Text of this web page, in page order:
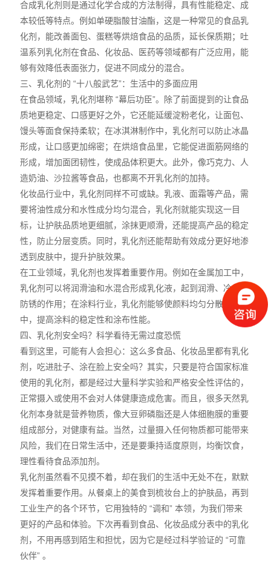
合成乳化剂则是通过化学合成的方法制得，具有性能稳定、成
本较低等特点。例如单硬脂酸甘油酯，这是一种常见的食品乳
化剂，能改善面包、蛋糕等烘焙食品的品质，延长保质期；吐
温系列乳化剂在食品、化妆品、医药等领域都有广泛应用，能
够有效降低表面张力，促进不同成分的混合。
三、乳化剂的 “十八般武艺”：生活中的多面应用
在食品领域，乳化剂堪称 “幕后功臣”。除了前面提到的让食品
质地更稳定、口感更好之外，它还能延缓淀粉老化，让面包、
馒头等面食保持柔软；在冰淇淋制作中，乳化剂可以防止冰晶
形成，让口感更加绵密；在烘焙食品里，它能促进面筋网络的
形成，增加面团韧性，使成品体积更大。此外，像巧克力、人
造奶油、沙拉酱等食品，也都离不开乳化剂的加持。
化妆品行业中，乳化剂同样不可或缺。乳液、面霜等产品，需
要将油性成分和水性成分均匀混合，乳化剂就能实现这一目
标，让护肤品质地更细腻，涂抹更顺滑，还能提高产品的稳定
性，防止分层变质。同时，乳化剂还能帮助有效成分更好地渗
透到皮肤中，提升护肤效果。
在工业领域，乳化剂也发挥着重要作用。例如在金属加工中，
乳化剂可以将润滑油和水混合形成乳化液，起到润滑、冷却和
防锈的作用；在涂料行业，乳化剂能够使颜料均匀分散在涂料
中，提高涂料的稳定性和涂布性能。
四、乳化剂安全吗？科学看待无需过度恐慌
看到这里，可能有人会担心：这么多食品、化妆品里都有乳化
剂，吃进肚子、涂在脸上安全吗？其实，只要是符合国家标准
使用的乳化剂，都是经过大量科学实验和严格安全性评估的，
正常摄入或使用不会对人体健康造成危害。而且，很多天然乳
化剂本身就是营养物质，像大豆卵磷脂还是人体细胞膜的重要
组成部分，对健康有益。当然，过量摄入任何物质都可能带来
风险，我们在日常生活中，还是要秉持适度原则，均衡饮食，
理性看待食品添加剂。
乳化剂虽然看不见摸不着，却在我们的生活中无处不在，默默
发挥着重要作用。从餐桌上的美食到梳妆台上的护肤品，再到
工业生产的各个环节，它用独特的 “调和” 本领，为我们带来
更好的产品和体验。下次再看到食品、化妆品成分表中的乳化
剂，不用再感到陌生和担忧，因为它是经过科学验证的 “可靠
伙伴” 。